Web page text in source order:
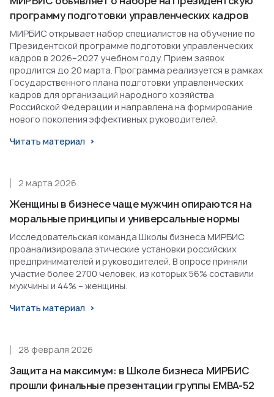
программу подготовки управленческих кадров
МИРБИС открывает набор специалистов на обучение по
Президентской программе подготовки управленческих
кадров в 2026–2027 учебном году. Прием заявок
продлится до 20 марта. Программа реализуется в рамках
Государственного плана подготовки управленческих
кадров для организаций народного хозяйства
Российской Федерации и направлена на формирование
нового поколения эффективных руководителей.
Читать материал
Женщины в бизнесе чаще мужчин опираются на
моральные принципы и универсальные нормы
2 марта 2026
Исследовательская команда Школы бизнеса МИРБИС
проанализировала этические установки российских
предпринимателей и руководителей. В опросе приняли
участие более 2700 человек, из которых 56% составили
мужчины и 44% – женщины.
Читать материал
Защита на максимум: в Школе бизнеса МИРБИС
прошли финальные презентации группы EMBA-52
28 февраля 2026